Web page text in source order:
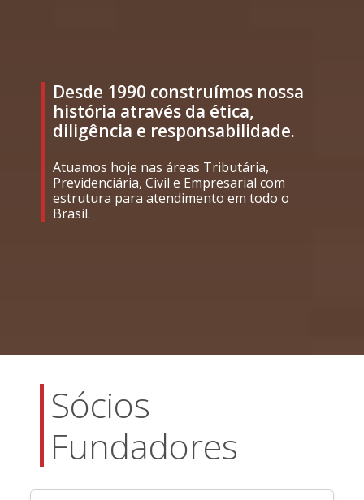
Desde 1990 construímos nossa
história através da ética,
diligência e responsabilidade.
Atuamos hoje nas áreas Tributária,
Previdenciária, Civil e Empresarial com
estrutura para atendimento em todo o
Brasil.
Sócios
Fundadores